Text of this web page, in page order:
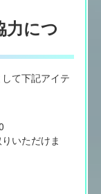
につ
て下記アイテ
いただけま